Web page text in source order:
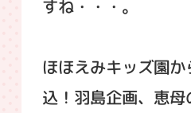
すね・・・。
ほほえみキッズ園
込！羽島企画、恵